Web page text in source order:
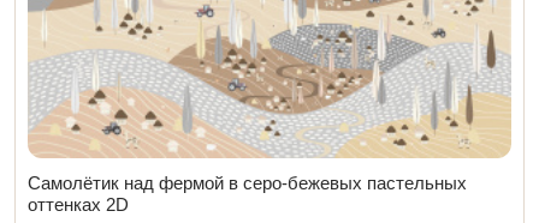
Самолётик над фермой в серо-бежевых пастельных
оттенках 2D